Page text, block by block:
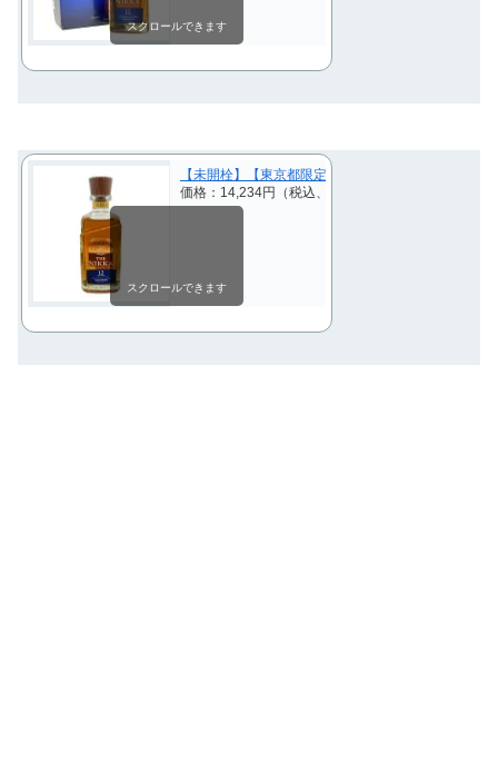
スクロールできます
【未開栓】【東京都限定】ザ ニッカ 12年 700ml
価格：14,234円（税込、送料別)
スクロールできます